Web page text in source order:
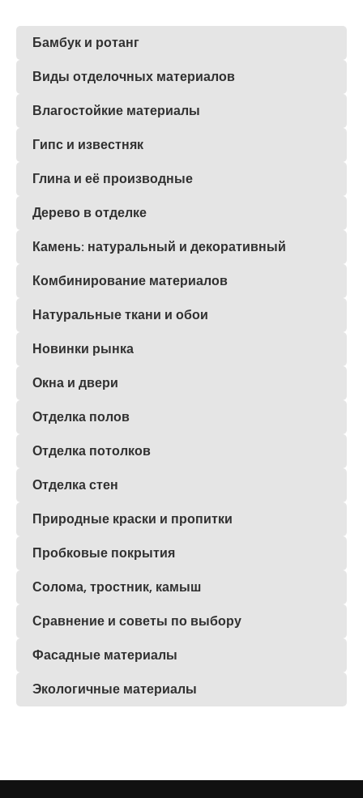
Бамбук и ротанг
Виды отделочных материалов
Влагостойкие материалы
Гипс и известняк
Глина и её производные
Дерево в отделке
Камень: натуральный и декоративный
Комбинирование материалов
Натуральные ткани и обои
Новинки рынка
Окна и двери
Отделка полов
Отделка потолков
Отделка стен
Природные краски и пропитки
Пробковые покрытия
Солома, тростник, камыш
Сравнение и советы по выбору
Фасадные материалы
Экологичные материалы